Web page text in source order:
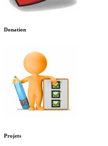
Donation
Projets